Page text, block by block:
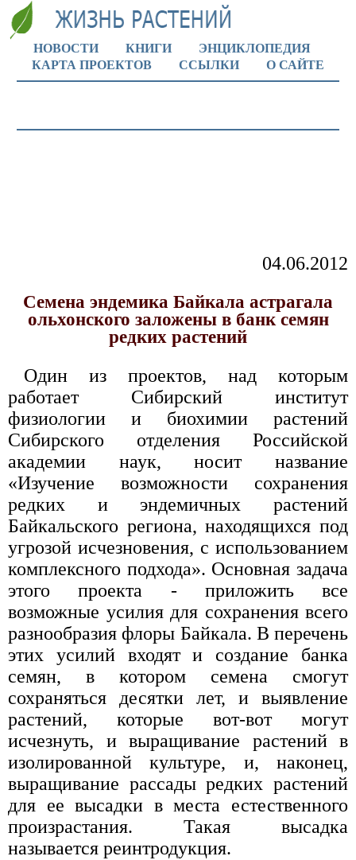
НОВОСТИ КНИГИ
ЭНЦИКЛОПЕДИЯ
КАРТА ПРОЕКТОВ
ССЫЛКИ О САЙТЕ
04.06.2012
Семена эндемика Байкала астрагала
ольхонского заложены в банк семян
редких растений
Один из проектов, над которым
работает Сибирский институт
физиологии и биохимии растений
Сибирского отделения Российской
академии наук, носит название
«Изучение возможности сохранения
редких и эндемичных растений
Байкальского региона, находящихся под
угрозой исчезновения, с использованием
комплексного подхода». Основная задача
этого проекта - приложить все
возможные усилия для сохранения всего
разнообразия флоры Байкала. В перечень
этих усилий входят и создание банка
семян, в котором семена смогут
сохраняться десятки лет, и выявление
растений, которые вот-вот могут
исчезнуть, и выращивание растений в
изолированной культуре, и, наконец,
выращивание рассады редких растений
для ее высадки в места естественного
произрастания. Такая высадка
называется реинтродукция.